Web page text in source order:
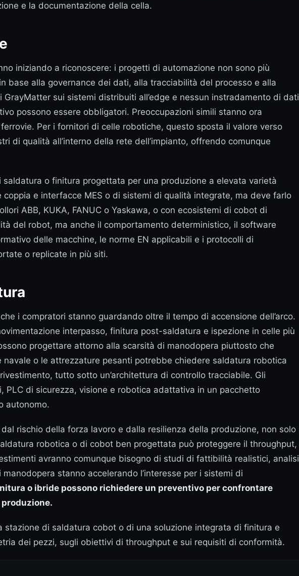
e la documentazione della cella.
iniziando a riconoscere: i progetti di automazione non sono più
base alla governance dei dati, alla tracciabilità del processo e alla
sui sistemi distribuiti all’edge e nessun instradamento di dati
possono essere obbligatori. Preoccupazioni simili stanno ora
Per i fornitori di celle robotiche, questo sposta il valore verso
di qualità all’interno della rete dell’impianto, offrendo comunque
o finitura progettata per una produzione a elevata varietà
e interfacce MES o di sistemi di qualità integrate, ma deve farlo
ABB, KUKA, FANUC o Yaskawa, o con ecosistemi di cobot di
del robot, ma anche il comportamento deterministico, il software
delle macchine, le norme EN applicabili e i protocolli di
o replicate in più siti.
i compratori stanno guardando oltre il tempo di accensione dell’arco.
interpasso, finitura post-saldatura e ispezione in celle più
progettare attorno alla scarsità di manodopera piuttosto che
o le attrezzature pesanti potrebbe chiedere saldatura robotica
tutto sotto un’architettura di controllo tracciabile. Gli
di sicurezza, visione e robotica adattativa in un pacchetto
autonomo.
rischio della forza lavoro e dalla resilienza della produzione, non solo
robotica o di cobot ben progettata può proteggere il throughput,
avranno comunque bisogno di studi di fattibilità realistici, analisi
stanno accelerando l’interesse per i sistemi di
o ibride possono richiedere un preventivo per confrontare
di saldatura cobot o di una soluzione integrata di finitura e
dei pezzi, sugli obiettivi di throughput e sui requisiti di conformità.